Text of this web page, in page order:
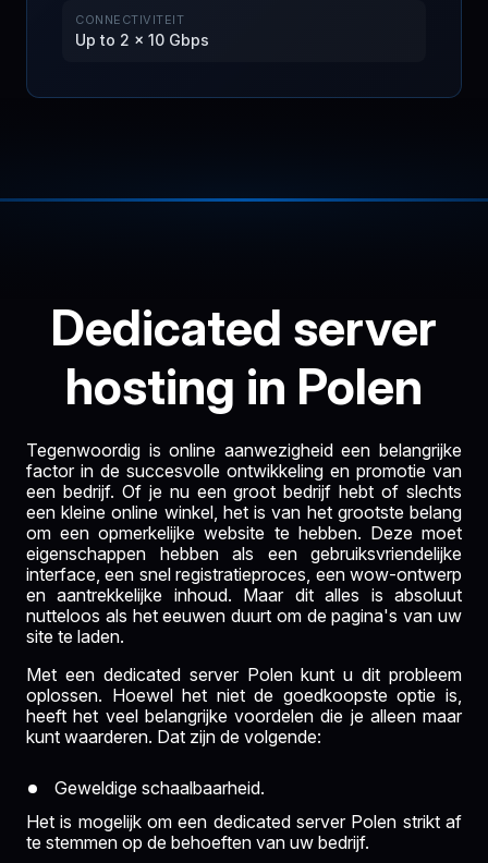
CONNECTIVITEIT
Up to 2 × 10 Gbps
Dedicated server
hosting in Polen
Tegenwoordig is online aanwezigheid een belangrijke
factor in de succesvolle ontwikkeling en promotie van
een bedrijf. Of je nu een groot bedrijf hebt of slechts
een kleine online winkel, het is van het grootste belang
om een opmerkelijke website te hebben. Deze moet
eigenschappen hebben als een gebruiksvriendelijke
interface, een snel registratieproces, een wow-ontwerp
en aantrekkelijke inhoud. Maar dit alles is absoluut
nutteloos als het eeuwen duurt om de pagina's van uw
site te laden.
Met een dedicated server Polen kunt u dit probleem
oplossen. Hoewel het niet de goedkoopste optie is,
heeft het veel belangrijke voordelen die je alleen maar
kunt waarderen. Dat zijn de volgende:
Geweldige schaalbaarheid.
Het is mogelijk om een dedicated server Polen strikt af
te stemmen op de behoeften van uw bedrijf.